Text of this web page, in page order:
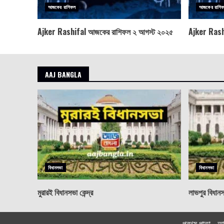
আজকের রাশিফল
Ajker Rashifal আজকের রাশিফল ২ আগস্ট ২০২৫
আজকের
Ajker
AAJ BANGLA
বিধানসভা
মুরারই বিধানসভা কেন্দ্র
বিধানসভা
লাভপুর